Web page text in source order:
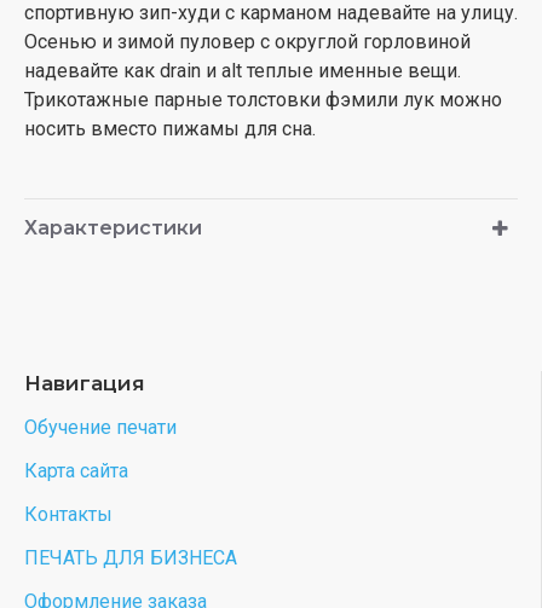
спортивную зип-худи с карманом надевайте на улицу.
Осенью и зимой пуловер с округлой горловиной
надевайте как drain и alt теплые именные вещи.
Трикотажные парные толстовки фэмили лук можно
носить вместо пижамы для сна.
Характеристики
Навигация
Обучение печати
Карта сайта
Контакты
ПЕЧАТЬ ДЛЯ БИЗНЕСА
Оформление заказа